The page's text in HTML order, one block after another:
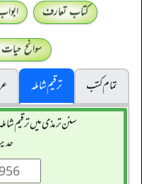
کتاب تعارف
سوانح
تمام کتب
ترقیم شاملہ
سنن ترمذی میں ترقیم